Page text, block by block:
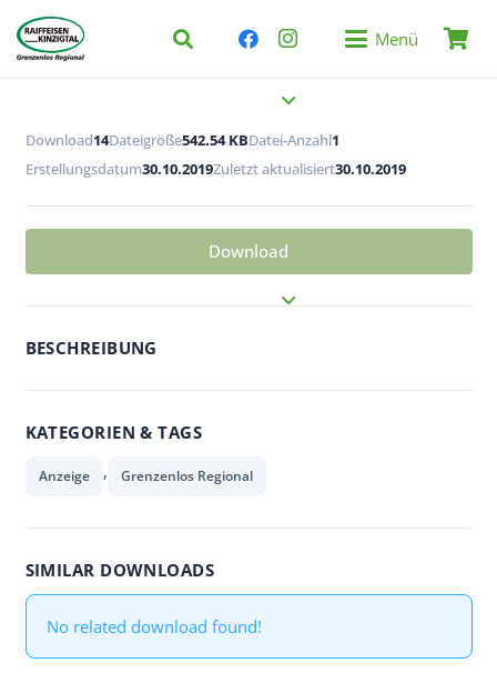
Menü
Download14Dateigröße542.54 KBDatei-Anzahl1
Erstellungsdatum30.10.2019Zuletzt aktualisiert30.10.2019
Download
BESCHREIBUNG
KATEGORIEN & TAGS
Anzeige , Grenzenlos Regional
SIMILAR DOWNLOADS
No related download found!